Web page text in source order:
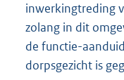
inwerkingtreding
zolang in dit
de functie-
dorpsgezicht is